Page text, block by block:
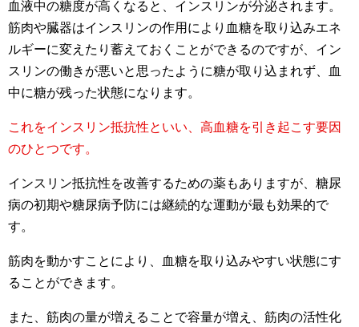
血液中の糖度が高くなると、インスリンが分泌されます。
筋肉や臓器はインスリンの作用により血糖を取り込みエネ
ルギーに変えたり蓄えておくことができるのですが、イン
スリンの働きが悪いと思ったように糖が取り込まれず、血
中に糖が残った状態になります。
これをインスリン抵抗性といい、高血糖を引き起こす要因
のひとつです。
インスリン抵抗性を改善するための薬もありますが、糖尿
病の初期や糖尿病予防には継続的な運動が最も効果的で
す。
筋肉を動かすことにより、血糖を取り込みやすい状態にす
ることができます。
また、筋肉の量が増えることで容量が増え、筋肉の活性化